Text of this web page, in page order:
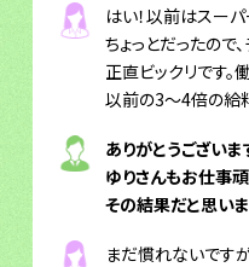
はい！以前はスー
ちょっとだったので
正直ビックリです
以前の3～4倍の給料
ありがとうございま
ゆりさんもお仕事
その結果だと思い
まだ慣れないですが